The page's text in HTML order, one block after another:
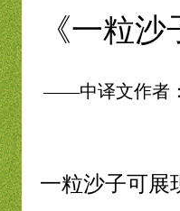
《一粒沙
——中译文作者
一粒沙子可展